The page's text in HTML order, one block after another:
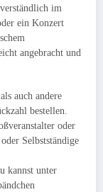
im
ein Konzert
angebracht und
auch andere
bestellen.
oder
Selbstständige
kannst unter